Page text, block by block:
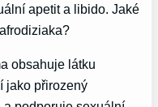
apetit a libido. Jaké
obsahuje látku
jako přirozený